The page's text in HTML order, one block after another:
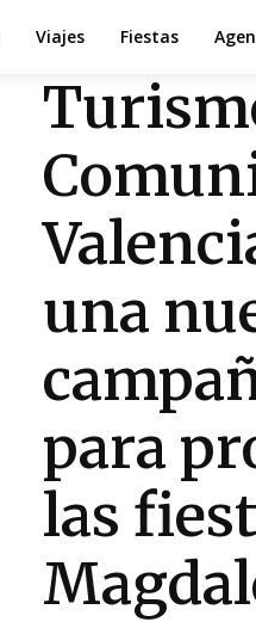
Viajes Fiestas
una
para
las